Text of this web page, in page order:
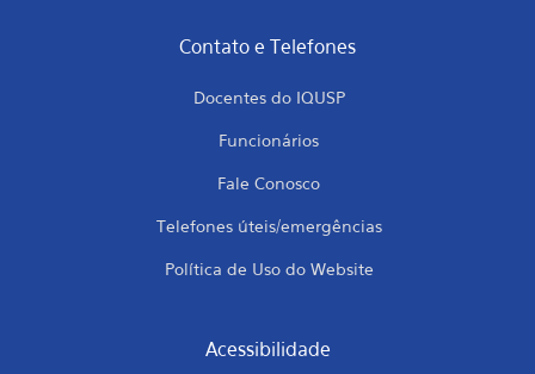
Contato e Telefones
Docentes do IQUSP
Funcionários
Fale Conosco
Telefones úteis/emergências
Política de Uso do Website
Acessibilidade